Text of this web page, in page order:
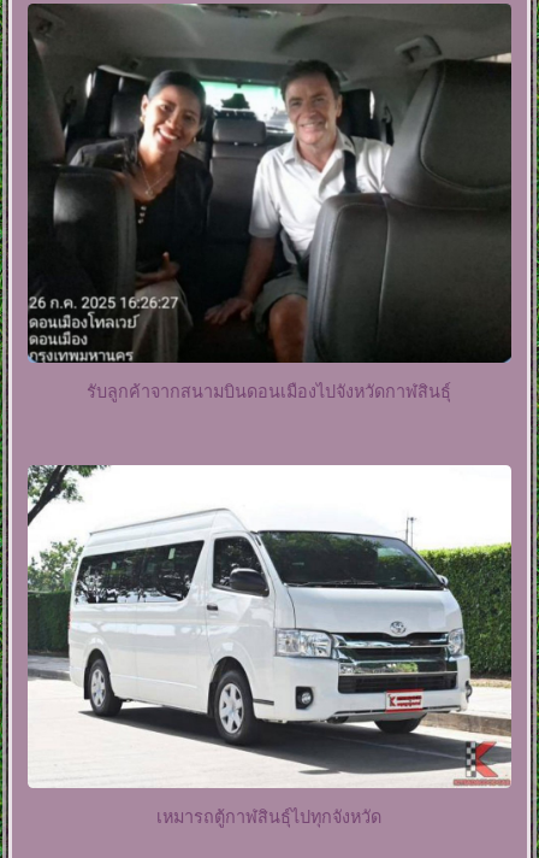
รับลูกค้าจากสนามบินดอนเมืองไปจังหวัดกาฬสินธุ์
เหมารถตู้กาฬสินธุ์ไปทุกจังหวัด